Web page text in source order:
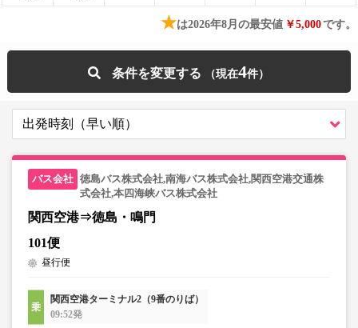
★は2026年8月の最安値 ￥5,000です。
条件を変更する 4
徳島バス株式会社,南海バス株式会社,関西空港交通株
式会社,本四海峡バス株式会社
関西空港⇒徳島・鳴門
101便
昼行便
関西空港ターミナル2（9番のりば）
09:52発